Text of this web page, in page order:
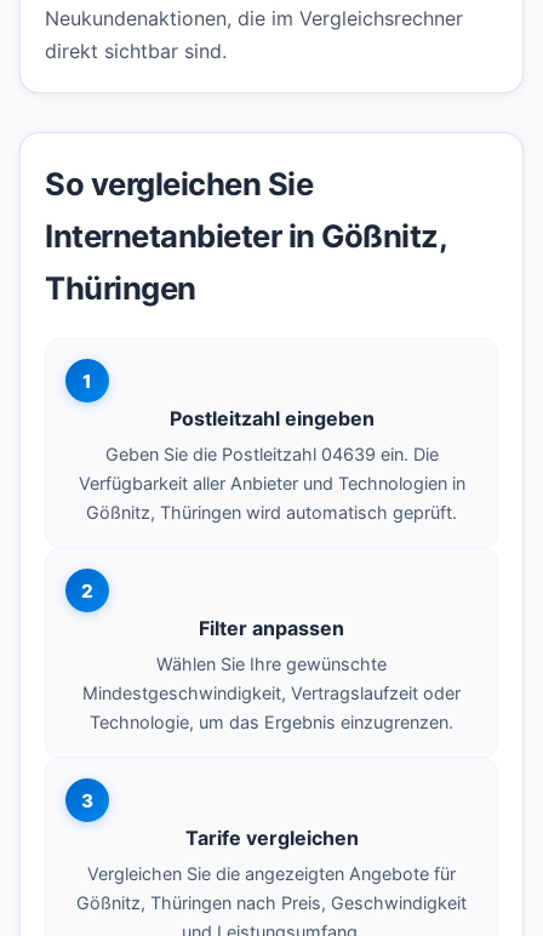
Neukundenaktionen, die im Vergleichsrechner
direkt sichtbar sind.
So vergleichen Sie
Internetanbieter in Gößnitz,
Thüringen
1
Postleitzahl eingeben
Geben Sie die Postleitzahl 04639 ein. Die
Verfügbarkeit aller Anbieter und Technologien in
Gößnitz, Thüringen wird automatisch geprüft.
2
Filter anpassen
Wählen Sie Ihre gewünschte
Mindestgeschwindigkeit, Vertragslaufzeit oder
Technologie, um das Ergebnis einzugrenzen.
3
Tarife vergleichen
Vergleichen Sie die angezeigten Angebote für
Gößnitz, Thüringen nach Preis, Geschwindigkeit